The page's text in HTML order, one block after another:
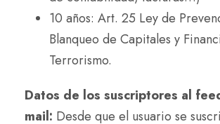
10 años: Art. 25 Ley de
Blanqueo de Capitales y
Terrorismo.
Datos de los suscriptores al
mail: Desde que el usuario se